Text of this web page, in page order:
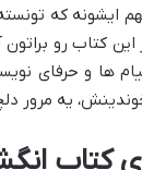
ایشونه که
کتاب رو
و حرفای
یه مرور